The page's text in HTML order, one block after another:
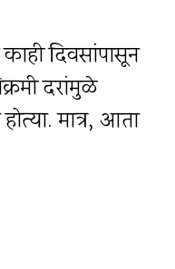
दिवसांपासून
दरांमुळे
मात्र, आता